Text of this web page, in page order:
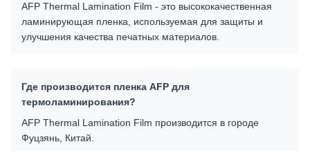
AFP Thermal Lamination Film - это высококачественная
ламинирующая пленка, используемая для защиты и
улучшения качества печатных материалов.
Где производится пленка AFP для
термоламинирования?
AFP Thermal Lamination Film производится в городе
Фуцзянь, Китай.